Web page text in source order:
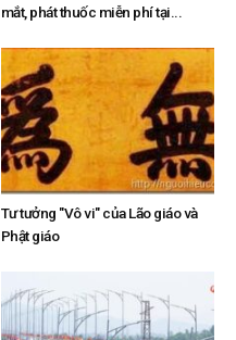
mắt, phát thuốc miễn phí tại...
Tư tưởng "Vô vi" của Lão giáo và
Phật giáo